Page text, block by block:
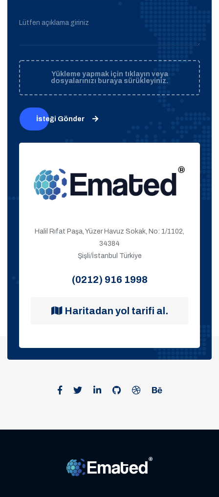
Lütfen açıklama giriniz
Yükleme yapmak için tıklayın veya
dosyalarınızı buraya sürükleyiniz.
İsteği Gönder
Halil Rıfat Paşa, Yüzer Havuz Sokak, No: 1/1102,
34384
Şişli/İstanbul Türkiye
(0212) 916 1998
Haritadan yol tarifi al.